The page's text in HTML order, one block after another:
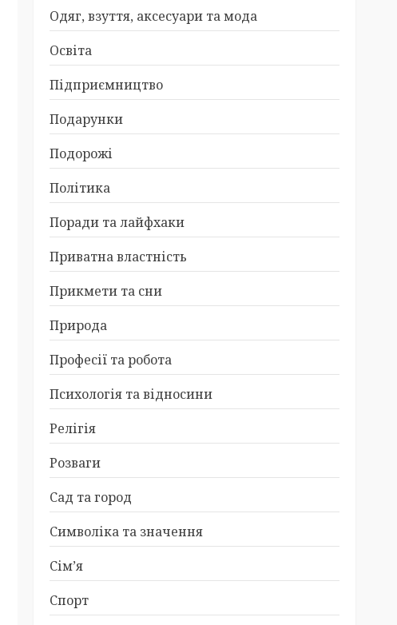
Одяг, взуття, аксесуари та мода
Освіта
Підприємництво
Подарунки
Подорожі
Політика
Поради та лайфхаки
Приватна властність
Прикмети та сни
Природа
Професії та робота
Психологія та відносини
Релігія
Розваги
Сад та город
Символіка та значення
Сім’я
Спорт